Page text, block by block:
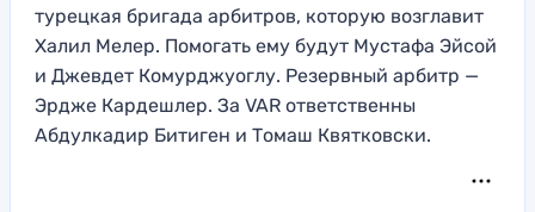
турецкая бригада арбитров, которую возглавит
Халил Мелер. Помогать ему будут Мустафа Эйсой
и Джевдет Комурджуоглу. Резервный арбитр —
Эрдже Кардешлер. За VAR ответственны
Абдулкадир Битиген и Томаш Квятковски.